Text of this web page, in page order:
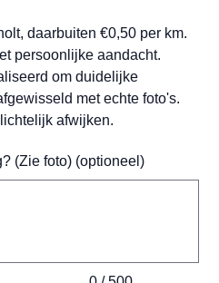
daarbuiten €0,50 per km.
persoonlijke aandacht.
om duidelijke
met echte foto's.
afwijken.
(Zie foto) (optioneel)